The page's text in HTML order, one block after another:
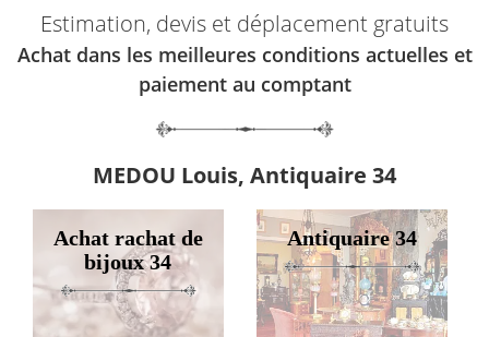
Estimation, devis et déplacement gratuits
Achat dans les meilleures conditions actuelles et
paiement au comptant
MEDOU Louis, Antiquaire 34
Achat rachat de
bijoux 34
Antiquaire 34